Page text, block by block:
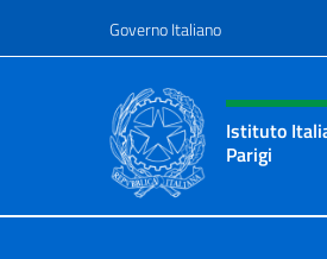
Governo Italiano
Intestazione
Istituto
Parigi